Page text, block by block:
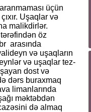
üçün
Uşaqlar və
malikdirlər.
öz
arasında
və uşaq­ların
və uşaqlar tez-
dost və
dərs buraxmaq
limanlarında
məktəbdən
də almaq